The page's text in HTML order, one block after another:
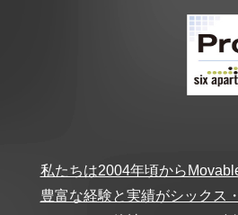
私たちは2004年頃から
豊富な経験と実績がシックス